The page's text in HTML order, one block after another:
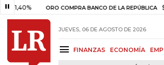
ORO COMPRA BANCO DE LA REPÚBLICA $
JUEVES, 06 DE AGOSTO DE 2026
FINANZAS ECONOMÍA